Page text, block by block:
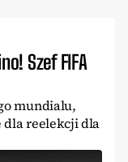
Szef FIFA
mundialu,
dla reelekcji dla